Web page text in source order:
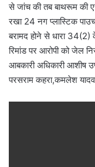
से जांच की तब बाथरूम की
रखा 24 नग प्लास्टिक
बरामद होने से धारा
रिमांड पर आरोपी को जेल
आबकारी अधिकारी आशीष
परसराम कहरा,कमलेश यादव